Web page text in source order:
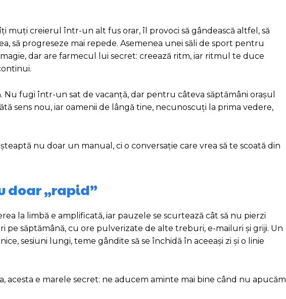
muți creierul într-un alt fus orar, îl provoci să gândească altfel, să
să progreseze mai repede. Asemenea unei săli de sport pentru
dar are farmecul lui secret: creează ritm, iar ritmul te duce
Nu fugi într-un sat de vacanță, dar pentru câteva săptămâni orașul
sens nou, iar oamenii de lângă tine, necunoscuți la prima vedere,
nu doar un manual, ci o conversație care vrea să te scoată din
doar „rapid”
la limbă e amplificată, iar pauzele se scurtează cât să nu pierzi
pe săptămână, cu ore pulverizate de alte treburi, e-mailuri și griji. Un
sesiuni lungi, teme gândite să se închidă în aceeași zi și o linie
acesta e marele secret: ne aducem aminte mai bine când nu apucăm